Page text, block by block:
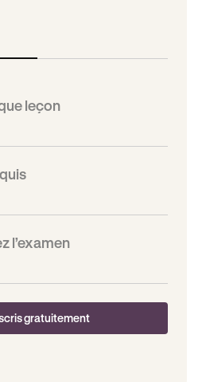
par un suivi dans
l’examen
gratuitement